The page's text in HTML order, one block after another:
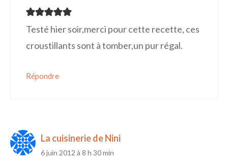
Testé hier soir,merci pour cette recette, ces
croustillants sont à tomber,un pur régal.
Répondre
La cuisinerie de Nini
6 juin 2012 à 8 h 30 min